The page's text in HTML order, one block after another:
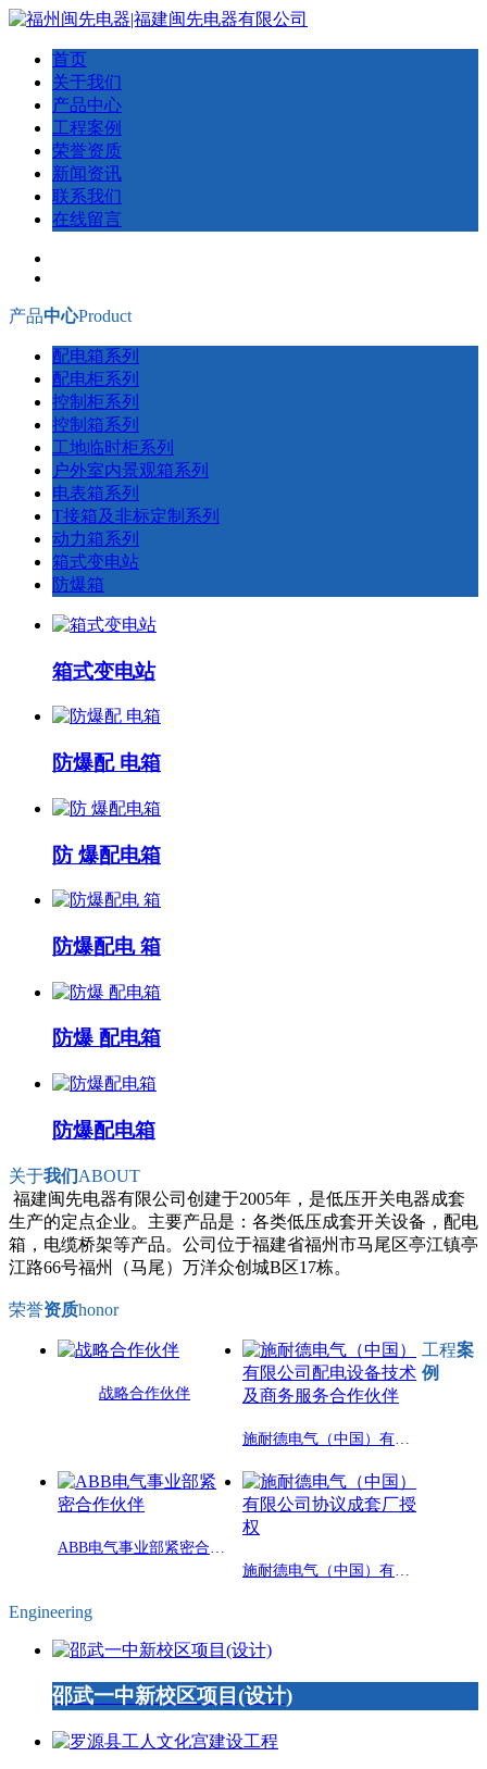
首页
关于我们
产品中心
工程案例
荣誉资质
新闻资讯
联系我们
在线留言
产品中心Product
配电箱系列
配电柜系列
控制柜系列
控制箱系列
工地临时柜系列
户外室内景观箱系列
电表箱系列
T接箱及非标定制系列
动力箱系列
箱式变电站
防爆箱
箱式变电站
防爆配 电箱
防 爆配电箱
防爆配电 箱
防爆 配电箱
防爆配电箱
关于我们ABOUT
福建闽先电器有限公司创建于2005年，是低压开关电器成套
生产的定点企业。主要产品是：各类低压成套开关设备，配电
箱，电缆桥架等产品。公司位于福建省福州市马尾区亭江镇亭
江路66号福州（马尾）万洋众创城B区17栋。
荣誉资质honor
战略合作伙伴
工程案
例
Engineering
邵武一中新校区项目(设计)